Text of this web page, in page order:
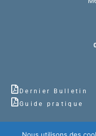
Dernier Bulletin
Guide pratique